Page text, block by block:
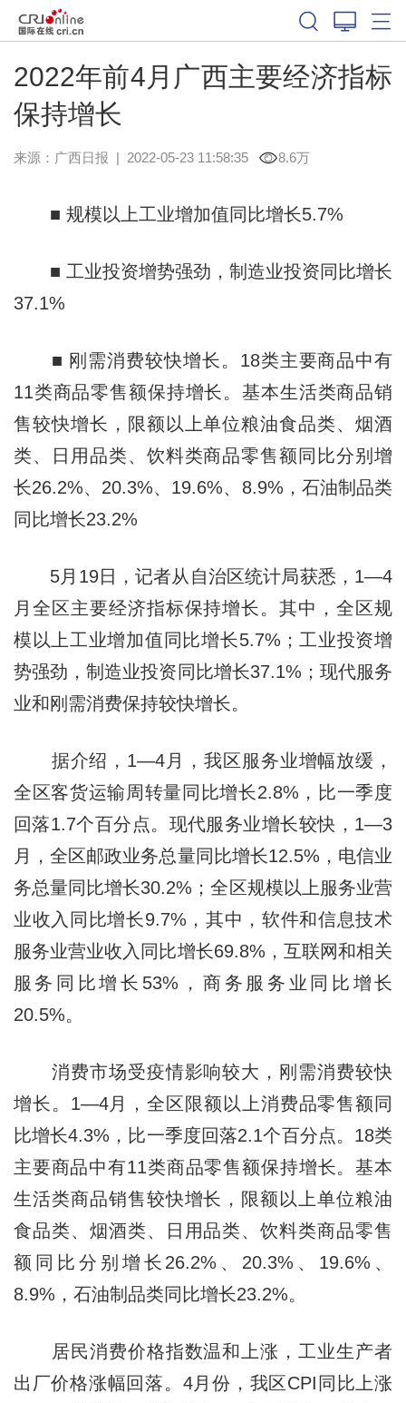
2022年前4月广西主要经济指标
保持增长
来源： 广西日报 | 2022-05-23 11:58:35 8.6万
■ 规模以上工业增加值同比增长5.7%
■ 工业投资增势强劲，制造业投资同比增长
37.1%
■ 刚需消费较快增长。18类主要商品中有
11类商品零售额保持增长。基本生活类商品销
售较快增长，限额以上单位粮油食品类、烟酒
类、日用品类、饮料类商品零售额同比分别增
长26.2%、20.3%、19.6%、8.9%，石油制品类
同比增长23.2%
5月19日，记者从自治区统计局获悉，1—4
月全区主要经济指标保持增长。其中，全区规
模以上工业增加值同比增长5.7%；工业投资增
势强劲，制造业投资同比增长37.1%；现代服务
业和刚需消费保持较快增长。
据介绍，1—4月，我区服务业增幅放缓，
全区客货运输周转量同比增长2.8%，比一季度
回落1.7个百分点。现代服务业增长较快，1—3
月，全区邮政业务总量同比增长12.5%，电信业
务总量同比增长30.2%；全区规模以上服务业营
业收入同比增长9.7%，其中，软件和信息技术
服务业营业收入同比增长69.8%，互联网和相关
服务同比增长53%，商务服务业同比增长
20.5%。
消费市场受疫情影响较大，刚需消费较快
增长。1—4月，全区限额以上消费品零售额同
比增长4.3%，比一季度回落2.1个百分点。18类
主要商品中有11类商品零售额保持增长。基本
生活类商品销售较快增长，限额以上单位粮油
食品类、烟酒类、日用品类、饮料类商品零售
额同比分别增长26.2%、20.3%、19.6%、
8.9%，石油制品类同比增长23.2%。
居民消费价格指数温和上涨，工业生产者
出厂价格涨幅回落。4月份，我区CPI同比上涨